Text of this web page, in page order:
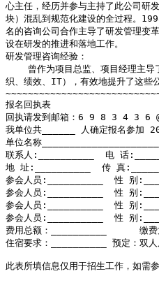
心主任，经历并参与主持了此公司研
块）混乱到规范化建设的全过程。
名的咨询公司合作主导了研发管理变
设在研发的推进和落地工作。
研发管理咨询经验：
曾作为项目总监、项目经理主导
织、绩效、IT），有效地提升了这些
报名回执表
回执请发到邮箱：6 9 8 3 4 3
我单位共______ 人确定报名参加
单位名称
联系人:__________  电 话
地 址:__________  传 真
参会人员:__________  性 别
参会人员:__________  性 别
参会人员:__________  性 别
参会人员:__________  性 别
费用总额：__________ 	缴费方式: □ 转帐   □ 现金  （请选择 在□打√）
住宿要求：__________ 预定：双
此表所填信息仅用于招生工作，如需